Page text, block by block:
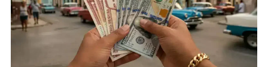
Euro
Siguen
En
Máximos
Históricos